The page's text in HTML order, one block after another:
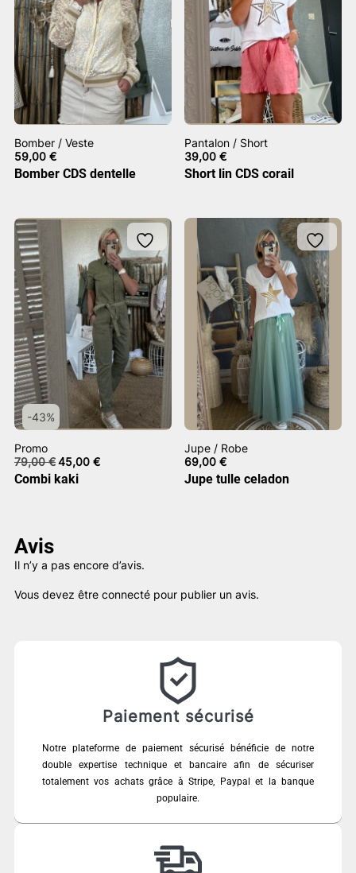
Bomber / Veste
59,00 €
Bomber CDS dentelle
Pantalon / Short
39,00€
Short lin CDS corail
-43%
Promo
79,00€Le
prix
initial
45,00 €Le
Combi kaki
Jupe / Robe
69,00€
Jupe tulle celadon
Avis
Il n’y a pas encore d’avis.
Vous devez être connecté pour publier un avis.
Paiement sécurisé
Notre plateforme de paiement sécurisé bénéficie de notre
double expertise technique et bancaire afin de sécuriser
totalement vos achats grâce à Stripe, Paypal et la banque
populaire.